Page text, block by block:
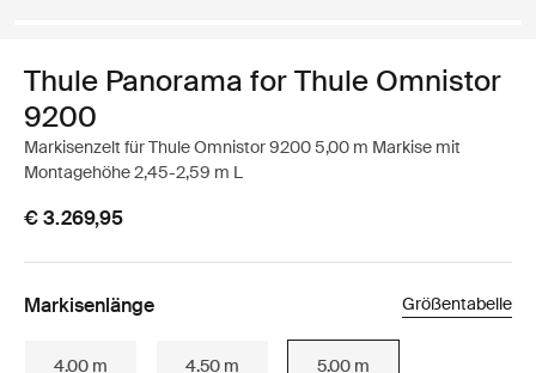
Thule Panorama for Thule Omnistor
9200
Markisenzelt für Thule Omnistor 9200 5,00 m Markise mit
Montagehöhe 2,45-2,59 m L
€ 3.269,95
Markisenlänge Größentabelle
4.00 m 4.50 m 5.00 m